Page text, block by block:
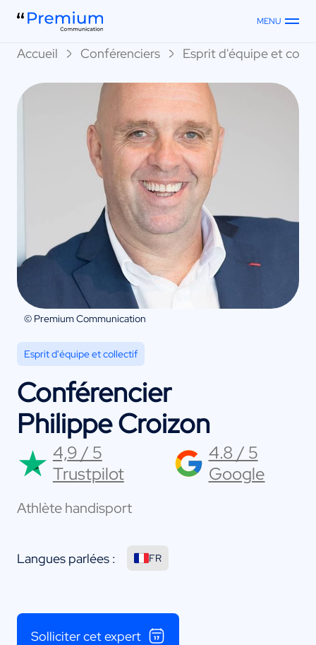
MENU
Accueil Conférenciers Esprit d'équipe et
© Premium Communication
Esprit d'équipe et collectif
Conférencier
Philippe Croizon
4,9 / 5
Trustpilot
4.8 / 5
Google
Athlète handisport
Langues parlées : FR
Solliciter cet expert